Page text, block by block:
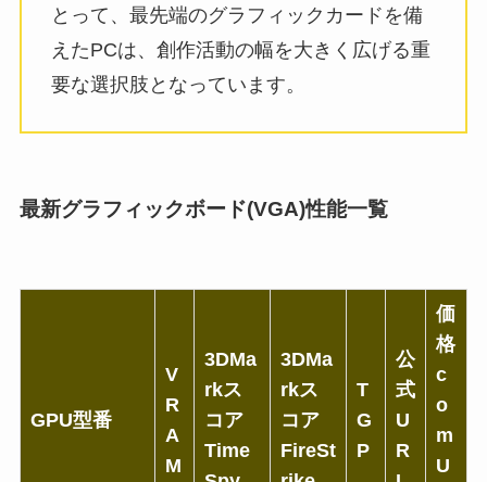
とって、最先端のグラフィックカードを備
えたPCは、創作活動の幅を大きく広げる重
要な選択肢となっています。
最新グラフィックボード(VGA)性能一覧
GPU型番
V
R
A
M
3DMa
rkス
コア
Time
3DMa
rkス
コア
FireSt
T
G
P
公
式
U
R
価
格
c
o
m
U